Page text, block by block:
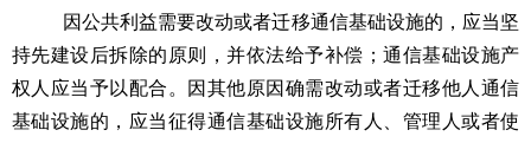
因公共利益需要改动或者迁移通信基础设施的，应当坚
持先建设后拆除的原则，并依法给予补偿；通信基础设施产
权人应当予以配合。因其他原因确需改动或者迁移他人通信
基础设施的，应当征得通信基础设施所有人、管理人或者使